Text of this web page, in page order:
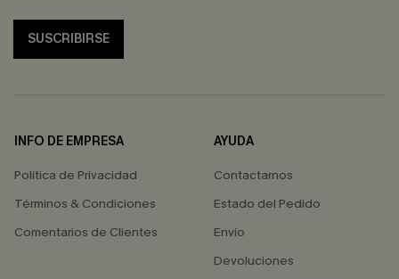
SUSCRIBIRSE
INFO DE EMPRESA
Política de Privacidad
Términos & Condiciones
Comentarios de Clientes
AYUDA
Contactarnos
Estado del Pedido
Envío
Devoluciones